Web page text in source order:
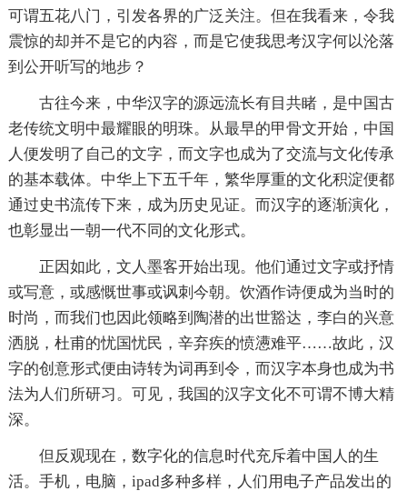
可谓五花八门，引发各界的广泛关注。但在我看来，令我
震惊的却并不是它的内容，而是它使我思考汉字何以沦落
到公开听写的地步？
古往今来，中华汉字的源远流长有目共睹，是中国古
老传统文明中最耀眼的明珠。从最早的甲骨文开始，中国
人便发明了自己的文字，而文字也成为了交流与文化传承
的基本载体。中华上下五千年，繁华厚重的文化积淀便都
通过史书流传下来，成为历史见证。而汉字的逐渐演化，
也彰显出一朝一代不同的文化形式。
正因如此，文人墨客开始出现。他们通过文字或抒情
或写意，或感慨世事或讽刺今朝。饮酒作诗便成为当时的
时尚，而我们也因此领略到陶潜的出世豁达，李白的兴意
洒脱，杜甫的忧国忧民，辛弃疾的愤懑难平……故此，汉
字的创意形式便由诗转为词再到令，而汉字本身也成为书
法为人们所研习。可见，我国的汉字文化不可谓不博大精
深。
但反观现在，数字化的信息时代充斥着中国人的生
活。手机，电脑，ipad多种多样，人们用电子产品发出的